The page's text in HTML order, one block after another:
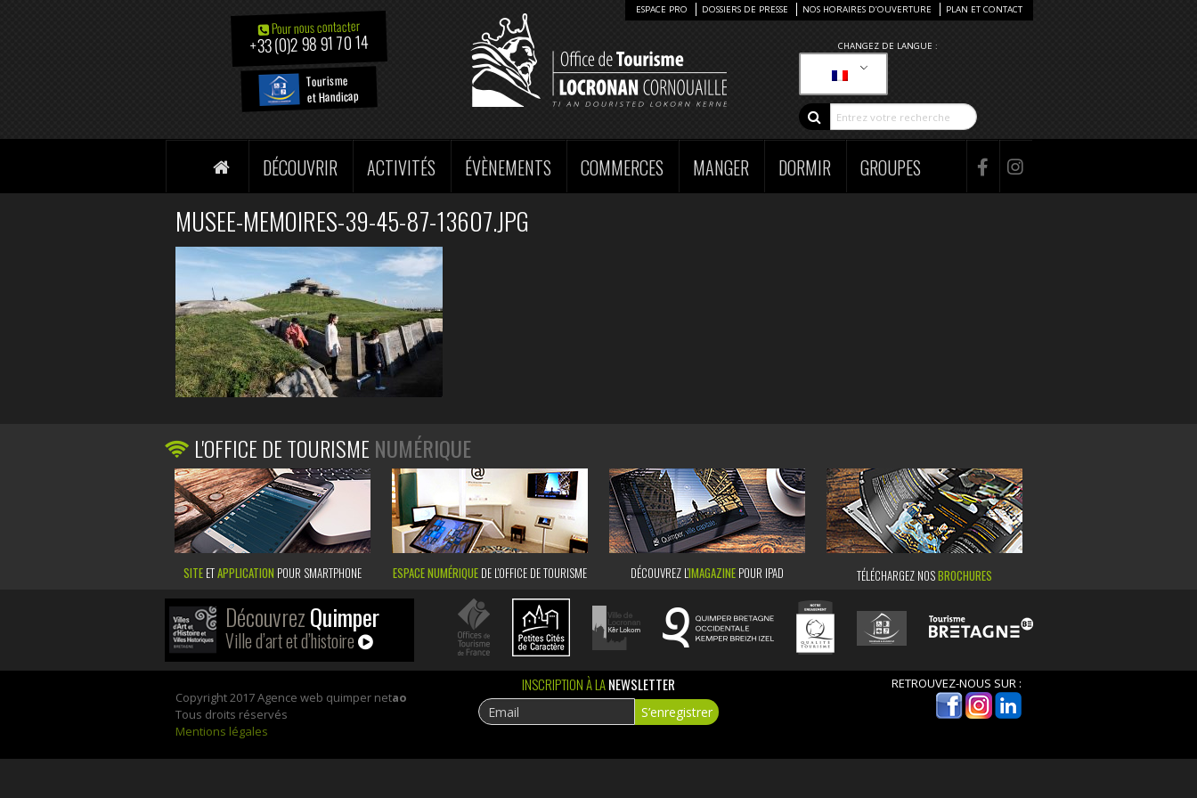
Pour nous contacter
+33 (0)2 98 91 70 14
Tourisme
et Handicap
CHANGEZ DE LANGUE :
ESPACE PRO DOSSIERS DE PRESSE NOS HORAIRES D’OUVERTURE PLAN ET CONTACT
DÉCOUVRIR ACTIVITÉS ÉVÈNEMENTS COMMERCES MANGER DORMIR GROUPES
MUSEE-MEMOIRES-39-45-87-13607.JPG
L'OFFICE DE TOURISME NUMÉRIQUE
SITE ETAPPLICATION POUR SMARTPHONE ESPACE NUMÉRIQUE DE L'OFFICE DE TOURISME DÉCOUVREZ L’IMAGAZINEPOUR IPAD TÉLÉCHARGEZ NOSBROCHURES
DécouvrezQuimper
Ville d’art et d’histoire
Copyright 2017 Agence web quimper netao
Tous droits réservés
Mentions légales
INSCRIPTION À LANEWSLETTER RETROUVEZ-NOUS SUR :